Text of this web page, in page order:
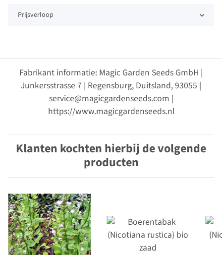
Prijsverloop
Fabrikant informatie: Magic Garden Seeds GmbH |
Junkersstrasse 7 | Regensburg, Duitsland, 93055 |
service@magicgardenseeds.com |
https://www.magicgardenseeds.nl
Klanten kochten hierbij de volgende
producten